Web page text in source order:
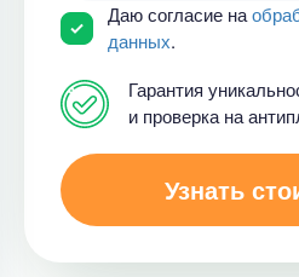
Даю согласие на
данных.
Гарантия
и проверка на
Узнать